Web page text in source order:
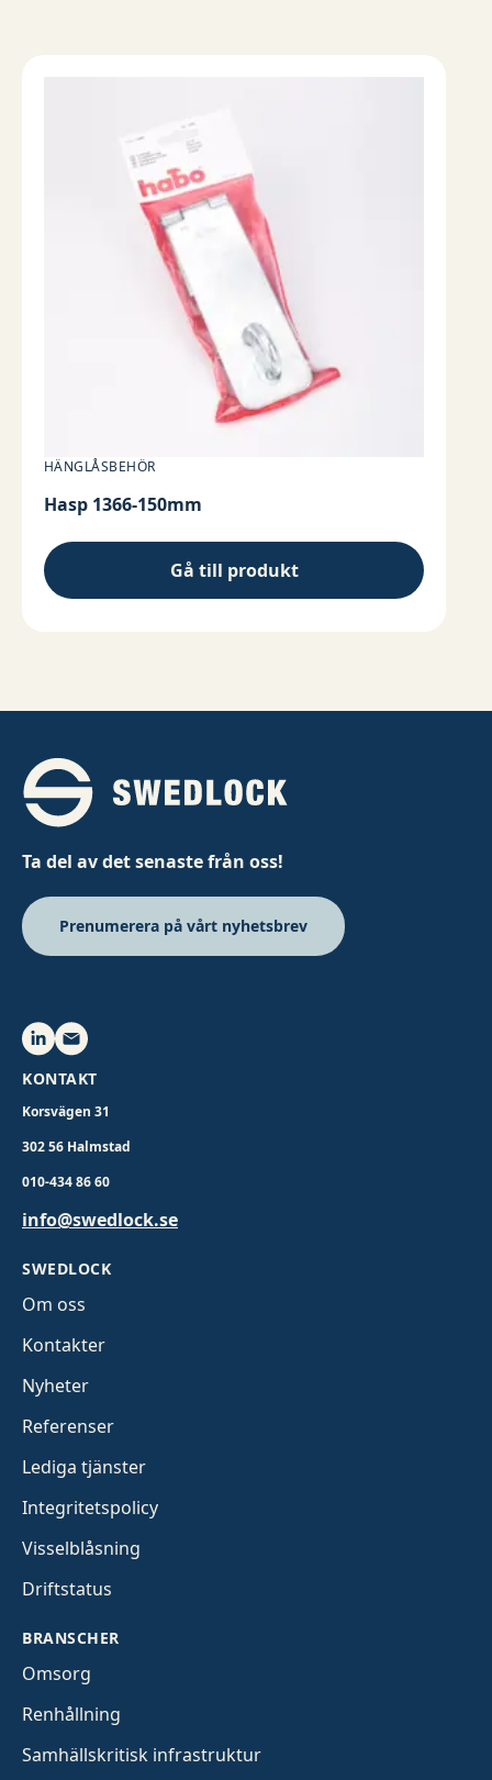
HÄNGLÅSBEHÖR
Hasp 1366-150mm
Gå till produkt
Ta del av det senaste från oss!
Prenumerera på vårt nyhetsbrev
KONTAKT
Korsvägen 31
302 56 Halmstad
010-434 86 60
info@swedlock.se
SWEDLOCK
Om oss
Kontakter
Nyheter
Referenser
Lediga tjänster
Integritetspolicy
Visselblåsning
Driftstatus
BRANSCHER
Omsorg
Renhållning
Samhällskritisk infrastruktur